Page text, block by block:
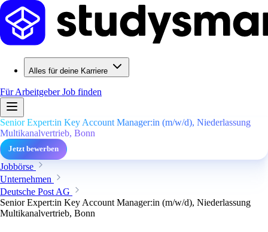
Alles für deine Karriere
Für ArbeitgeberJob finden
Senior Expert:in Key Account Manager:in (m/w/d), Niederlassung
Multikanalvertrieb, Bonn
Jetzt bewerben
Jobbörse
Unternehmen
Deutsche Post AG
Senior Expert:in Key Account Manager:in (m/w/d), Niederlassung
Multikanalvertrieb, Bonn